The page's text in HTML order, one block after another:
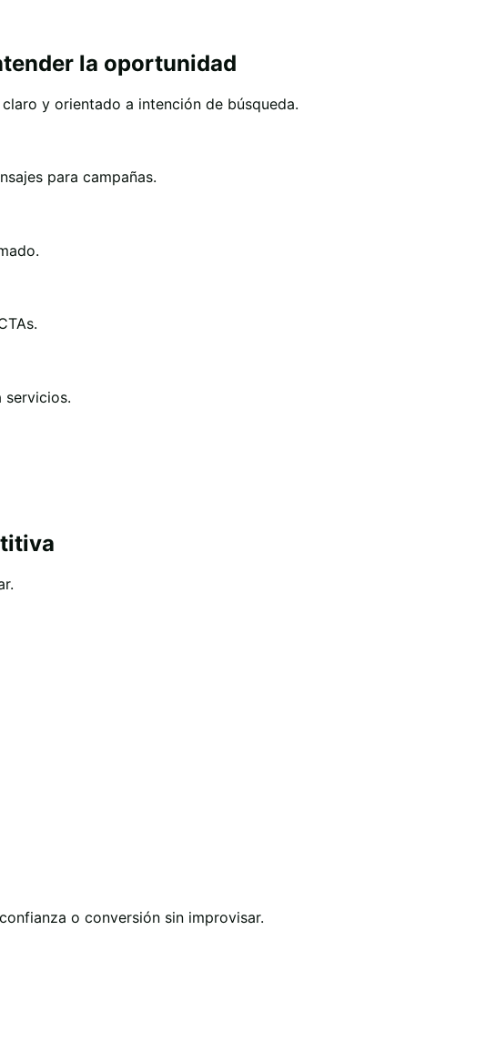
la oportunidad
y orientado a intención de búsqueda.
para campañas.
servicios.
o conversión sin improvisar.